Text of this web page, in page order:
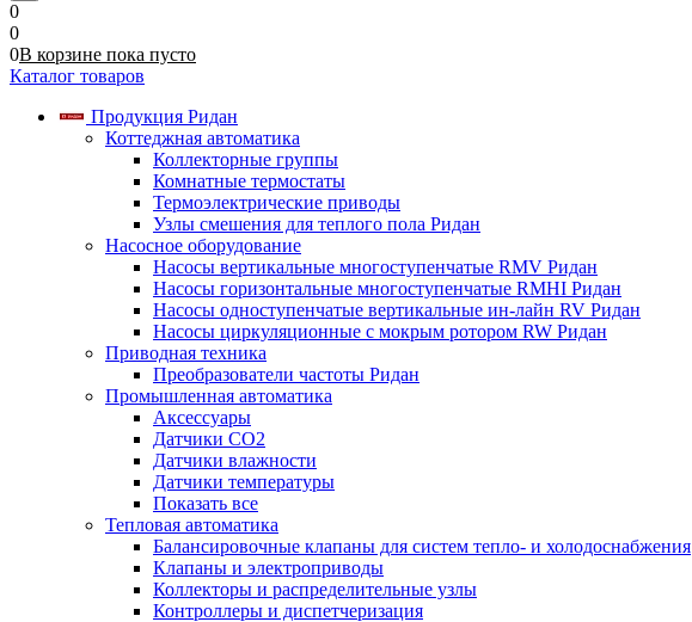
0
0
0В корзине пока пусто
Каталог товаров
Продукция Ридан
Коттеджная автоматика
Коллекторные группы
Комнатные термостаты
Термоэлектрические приводы
Узлы смешения для теплого пола Ридан
Насосное оборудование
Насосы вертикальные многоступенчатые RMV Ридан
Насосы горизонтальные многоступенчатые RMHI Ридан
Насосы одноступенчатые вертикальные ин-лайн RV Ридан
Насосы циркуляционные с мокрым ротором RW Ридан
Приводная техника
Преобразователи частоты Ридан
Промышленная автоматика
Аксессуары
Датчики CO2
Датчики влажности
Датчики температуры
Показать все
Тепловая автоматика
Балансировочные клапаны для систем тепло- и холодоснабжения
Клапаны и электроприводы
Коллекторы и распределительные узлы
Контроллеры и диспетчеризация